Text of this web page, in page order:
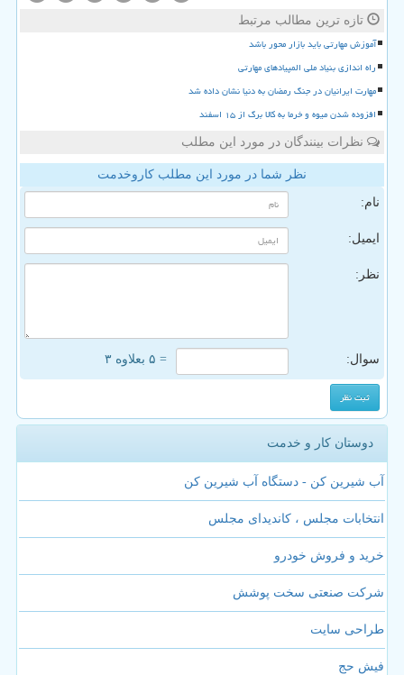
تازه ترین مطالب مرتبط
آموزش مهارتی باید بازار محور باشد
راه اندازی بنیاد ملی المپیادهای مهارتی
مهارت ایرانیان در جنگ رمضان به دنیا نشان داده شد
افزوده شدن میوه و خرما به کالا برگ از ۱۵ اسفند
نظرات بینندگان در مورد این مطلب
نظر شما در مورد این مطلب کاروخدمت
نام:
ایمیل:
نظر:
سوال: = ۵ بعلاوه ۳
دوستان کار و خدمت
آب شیرین کن - دستگاه آب شیرین کن
انتخابات مجلس ، کاندیدای مجلس
خرید و فروش خودرو
شرکت صنعتی سخت پوشش
طراحی سایت
فیش حج